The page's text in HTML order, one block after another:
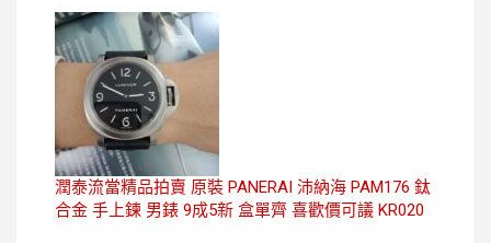
潤泰流當精品拍賣 原裝 PANERAI 沛納海 PAM176 鈦
合金 手上鍊 男錶 9成5新 盒單齊 喜歡價可議 KR020